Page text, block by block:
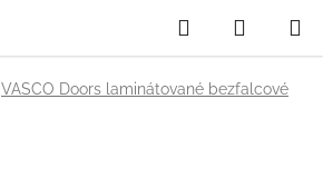
Hledat
KOŠÍK
VASCO Doors laminátované bezfalcové